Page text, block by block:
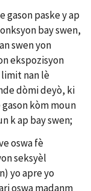
paske y ap
bay swen,
swen yon
ekspozisyon
limit nan lè
dòmi deyò, ki
kòm moun
k ap bay swen;
oswa fè
seksyèl
yo apre yo
oswa madanm